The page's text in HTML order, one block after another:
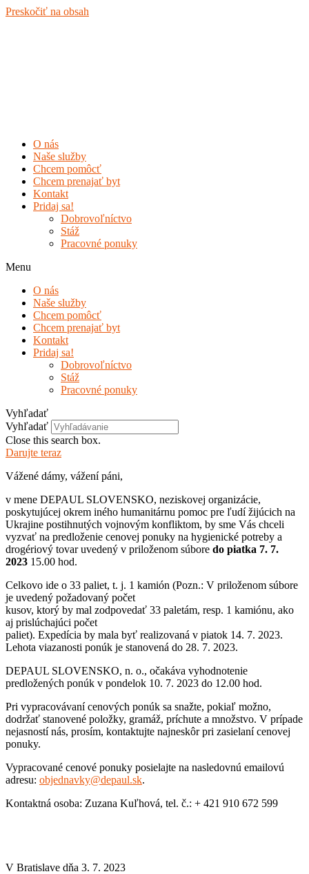
Preskočiť na obsah
O nás
Naše služby
Chcem pomôcť
Chcem prenajať byt
Kontakt
Pridaj sa!
Dobrovoľníctvo
Stáž
Pracovné ponuky
Menu
O nás
Naše služby
Chcem pomôcť
Chcem prenajať byt
Kontakt
Pridaj sa!
Dobrovoľníctvo
Stáž
Pracovné ponuky
Vyhľadať
Vyhľadať
Close this search box.
Darujte teraz
Vážené dámy, vážení páni,
v mene DEPAUL SLOVENSKO, neziskovej organizácie,
poskytujúcej okrem iného humanitárnu pomoc pre ľudí žijúcich na
Ukrajine postihnutých vojnovým konfliktom, by sme Vás chceli
vyzvať na predloženie cenovej ponuky na hygienické potreby a
drogériový tovar uvedený v priloženom súbore do piatka 7. 7.
2023 15.00 hod.
Celkovo ide o 33 paliet, t. j. 1 kamión (Pozn.: V priloženom súbore
je uvedený požadovaný počet
kusov, ktorý by mal zodpovedať 33 paletám, resp. 1 kamiónu, ako
aj prislúchajúci počet
paliet). Expedícia by mala byť realizovaná v piatok 14. 7. 2023.
Lehota viazanosti ponúk je stanovená do 28. 7. 2023.
DEPAUL SLOVENSKO, n. o., očakáva vyhodnotenie
predložených ponúk v pondelok 10. 7. 2023 do 12.00 hod.
Pri vypracovávaní cenových ponúk sa snažte, pokiaľ možno,
dodržať stanovené položky, gramáž, príchute a množstvo. V prípade
nejasností nás, prosím, kontaktujte najneskôr pri zasielaní cenovej
ponuky.
Vypracované cenové ponuky posielajte na nasledovnú emailovú
adresu: objednavky@depaul.sk.
Kontaktná osoba: Zuzana Kuľhová, tel. č.: + 421 910 672 599
V Bratislave dňa 3. 7. 2023